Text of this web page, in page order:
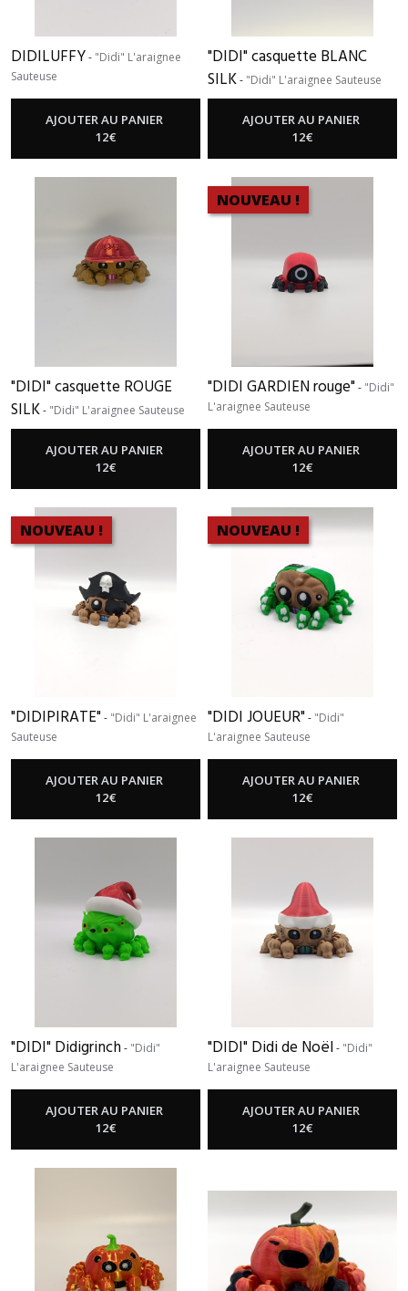
DIDILUFFY- "Didi" L'araignee
Sauteuse
AJOUTER AU PANIER
12€
"DIDI" casquette BLANC
SILK- "Didi" L'araignee Sauteuse
AJOUTER AU PANIER
12€
"DIDI" casquette ROUGE
SILK- "Didi" L'araignee Sauteuse
AJOUTER AU PANIER
12€
NOUVEAU !
"DIDI GARDIEN rouge" - "Didi"
L'araignee Sauteuse
AJOUTER AU PANIER
12€
NOUVEAU !
"DIDIPIRATE" - "Didi" L'araignee
Sauteuse
AJOUTER AU PANIER
12€
NOUVEAU !
"DIDI JOUEUR" - "Didi"
L'araignee Sauteuse
AJOUTER AU PANIER
12€
"DIDI" Didigrinch - "Didi"
L'araignee Sauteuse
AJOUTER AU PANIER
12€
"DIDI" Didi de Noël- "Didi"
L'araignee Sauteuse
AJOUTER AU PANIER
12€